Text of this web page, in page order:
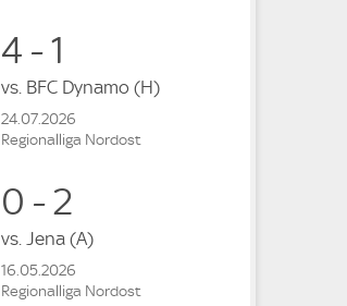
4 - 1
vs. BFC Dynamo (H)
24.07.2026
Regionalliga Nordost
0 - 2
vs. Jena (A)
16.05.2026
Regionalliga Nordost